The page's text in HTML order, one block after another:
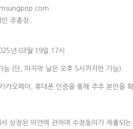
인 주총장
년 03월 19일 17시
능 (단, 마지막 날은 오후 5시까지만 가능)
카오페이, 휴대폰 인증을 통해 주주 본인을
상정된 의안에 관하여 수정동의가 제출되는